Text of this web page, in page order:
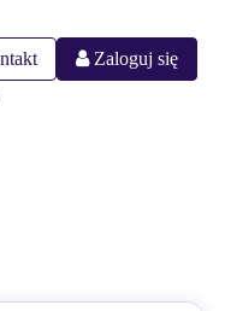
Zaloguj się